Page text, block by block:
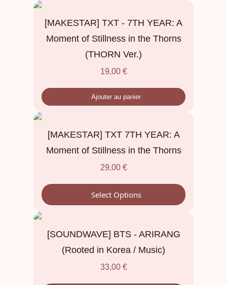
[MAKESTAR] TXT - 7TH YEAR: A
Moment of Stillness in the Thorns
(THORN Ver.)
19,00 €
Ajouter au panier
[MAKESTAR] TXT 7TH YEAR: A
Moment of Stillness in the Thorns
29,00 €
Select Options
[SOUNDWAVE] BTS - ARIRANG
(Rooted in Korea / Music)
33,00 €